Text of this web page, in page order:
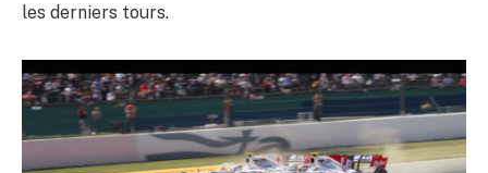
les derniers tours.